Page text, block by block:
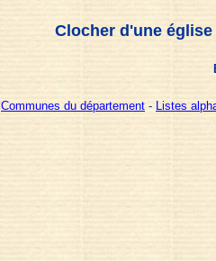
Clocher d'une
Communes du département - Listes